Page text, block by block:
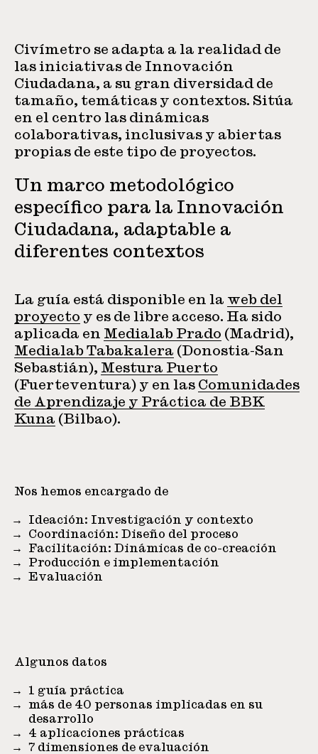
Civímetro se adapta a la realidad de
las iniciativas de Innovación
Ciudadana, a su gran diversidad de
tamaño, temáticas y contextos. Sitúa
en el centro las dinámicas
colaborativas, inclusivas y abiertas
propias de este tipo de proyectos.
Un marco metodológico
específico para la Innovación
Ciudadana, adaptable a
diferentes contextos
La guía está disponible en la web del
proyecto y es de libre acceso. Ha sido
aplicada en Medialab Prado (Madrid),
Medialab Tabakalera (Donostia-San
Sebastián), Mestura Puerto
(Fuerteventura) y en las Comunidades
de Aprendizaje y Práctica de BBK
Kuna (Bilbao).
Nos hemos encargado de
Ideación: Investigación y contexto
Coordinación: Diseño del proceso
Facilitación: Dinámicas de co-creación
Producción e implementación
Evaluación
Algunos datos
1 guía práctica
más de 40 personas implicadas en su
desarrollo
4 aplicaciones prácticas
7 dimensiones de evaluación